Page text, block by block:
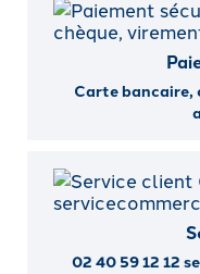
Carte bancaire,
02 40 59 12 12